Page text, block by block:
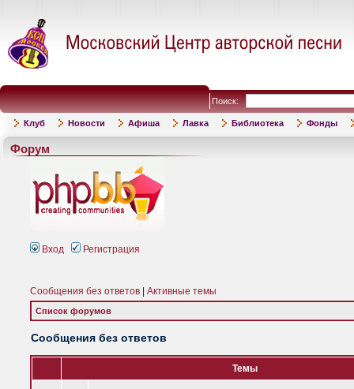
Поиск:
Клуб Новости Афиша Лавка Библиотека Фонды
Форум
Вход Регистрация
Сообщения без ответов Активные темы
Список форумов
Сообщения без ответов
Темы